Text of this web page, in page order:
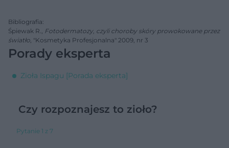
Bibliografia:
Śpiewak R.,
Fotodermatozy, czyli choroby skóry prowokowane przez
światło , "Kosmetyka Profesjonalna" 2009, nr 3
Porady eksperta
Zioła Ispagu [Porada eksperta]
Czy rozpoznajesz to zioło?
Pytanie 1 z 7